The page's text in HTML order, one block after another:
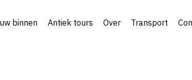
binnen Antiek tours Over Transport